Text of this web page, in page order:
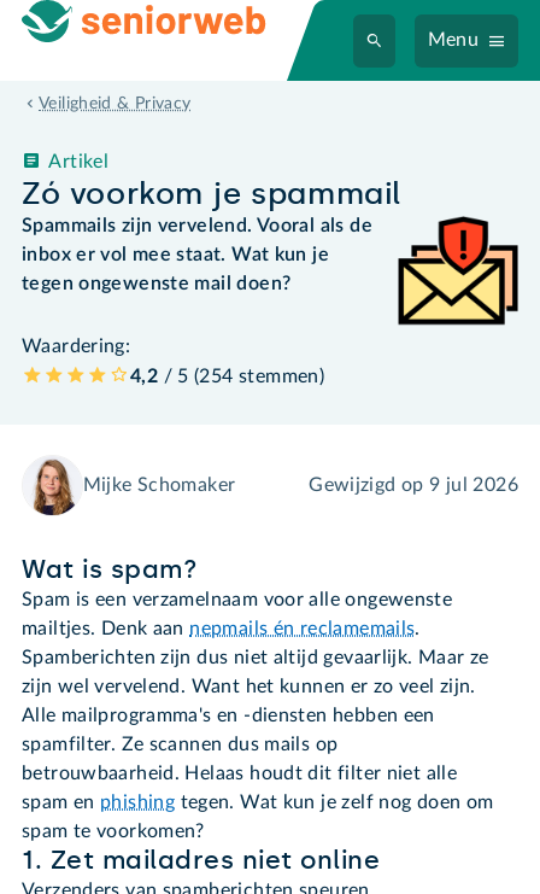
Menu
Veiligheid & Privacy
Zó voorkom je spammail
Artikel
Spammails zijn vervelend. Vooral als de
inbox er vol mee staat. Wat kun je
tegen ongewenste mail doen?
Waardering:
4,2 / 5 (254 stemmen)
Mijke Schomaker Gewijzigd op 9 jul 2026
Wat is spam?
Spam is een verzamelnaam voor alle ongewenste
mailtjes. Denk aan nepmails én reclamemails.
Spamberichten zijn dus niet altijd gevaarlijk. Maar ze
zijn wel vervelend. Want het kunnen er zo veel zijn.
Alle mailprogramma's en -diensten hebben een
spamfilter. Ze scannen dus mails op
betrouwbaarheid. Helaas houdt dit filter niet alle
spam en phishing tegen. Wat kun je zelf nog doen om
spam te voorkomen?
1. Zet mailadres niet online